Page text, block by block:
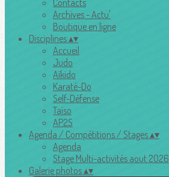
Contacts
Archives - Actu'
Boutique en ligne
Disciplines▴▾
Accueil
Judo
Aïkido
Karaté-Do
Self-Défense
Taïso
AP2S
Agenda / Compétitions / Stages▴▾
Agenda
Stage Multi-activités aout 2026
Galerie photos▴▾